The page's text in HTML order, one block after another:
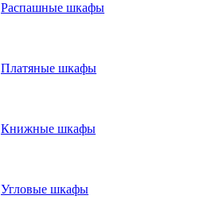
Распашные шкафы
Платяные шкафы
Книжные шкафы
Угловые шкафы